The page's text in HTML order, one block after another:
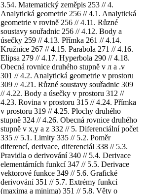
3.54. Matematický zeměpis 253 // 4.
Analytická geometrie 256 // 4.1. Analytická
geometrie v rovině 256 // 4.11. Různé
soustavy souřadnic 256 // 4.12. Body a
úsečky 259 // 4.13. Přímka 261 // 4.14.
Kružnice 267 // 4.15. Parabola 271 // 4.16.
Elipsa 279 // 4.17. Hyperbola 290 // 4.18.
Obecná rovnice druhého stupně v л a .v
301 // 4.2. Analytická geometrie v prostoru
309 // 4.21. Různé soustavy souřadnic 309
// 4.22. Body a úsečky v prostoru 312 //
4.23. Rovina v prostoru 315 // 4.24. Přímka
v prostoru 319 // 4.25. Plochy druhého
stupně 324 // 4.26. Obecná rovnice druhého
stupně v x,y a z 332 // 5. Diferenciální počet
335 // 5.1. Limity 335 // 5.2. Poměr
diferencí, derivace, diferenciál 338 // 5.3.
Pravidla o derivování 340 // 5.4. Derivace
elementárních funkcí 347 // 5.5. Derivace
vektorové funkce 349 // 5.6. Grafické
derivování 351 // 5.7. Extrémy funkcí
(maxima a minima) 351 // 5.8. Věty o